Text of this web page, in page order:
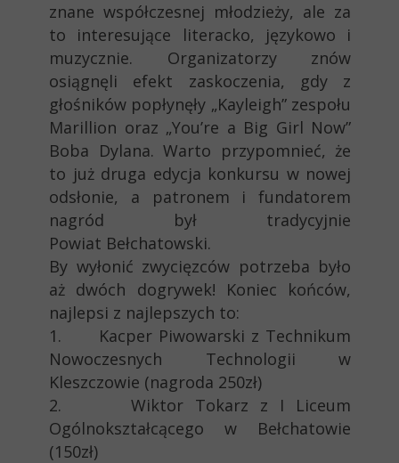
znane współczesnej młodzieży, ale za
to interesujące literacko, językowo i
muzycznie. Organizatorzy znów
osiągnęli efekt zaskoczenia, gdy z
głośników popłynęły „Kayleigh” zespołu
Marillion oraz „You’re a Big Girl Now”
Boba Dylana. Warto przypomnieć, że
to już druga edycja konkursu w nowej
odsłonie, a patronem i fundatorem
nagród był tradycyjnie
Powiat Bełchatowski.
By wyłonić zwycięzców potrzeba było
aż dwóch dogrywek! Koniec końców,
najlepsi z najlepszych to:
1. Kacper Piwowarski z Technikum
Nowoczesnych Technologii w
Kleszczowie (nagroda 250zł)
2. Wiktor Tokarz z I Liceum
Ogólnokształcącego w Bełchatowie
(150zł)